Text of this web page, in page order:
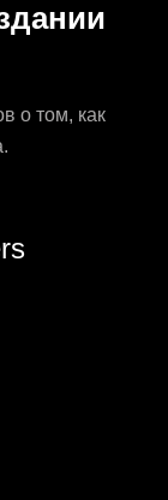
о том, как